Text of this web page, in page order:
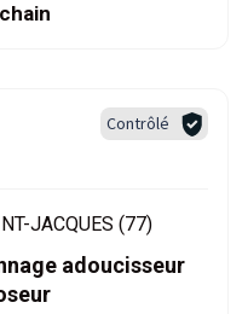
Contrôlé
JACQUES (77)
adoucisseur